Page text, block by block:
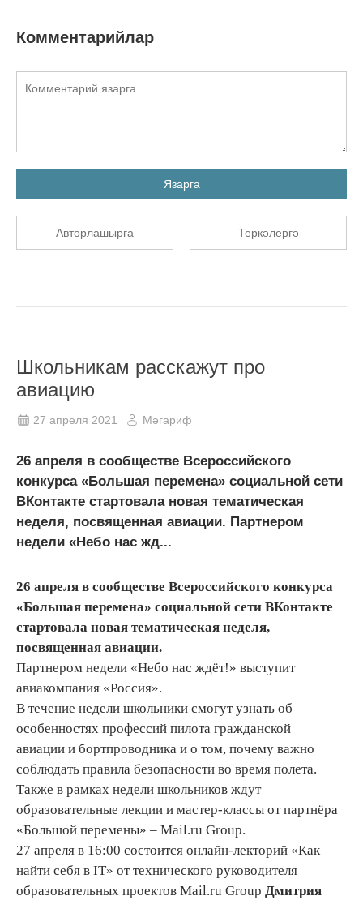
Комментарийлар
Язарга
Авторлашырга Теркәлергә
Школьникам расскажут про
авиацию
27 апреля 2021 Мәгариф
26 апреля в сообществе Всероссийского
конкурса «Большая перемена» социальной сети
ВКонтакте стартовала новая тематическая
неделя, посвященная авиации. Партнером
недели «Небо нас жд...
26 апреля в сообществе Всероссийского конкурса
«Большая перемена» социальной сети ВКонтакте
стартовала новая тематическая неделя,
посвященная авиации.
Партнером недели «Небо нас ждёт!» выступит
авиакомпания «Россия».
В течение недели школьники смогут узнать об
особенностях профессий пилота гражданской
авиации и бортпроводника и о том, почему важно
соблюдать правила безопасности во время полета.
Также в рамках недели школьников ждут
образовательные лекции и мастер-классы от партнёра
«Большой перемены» – Mail.ru Group.
27 апреля в 16:00 состоится онлайн-лекторий «Как
найти себя в IT» от технического руководителя
образовательных проектов Mail.ru Group Дмитрия